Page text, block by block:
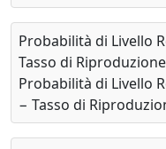
Probabilità di Livello
Tasso di
Probabilità di Livello
− Tasso di